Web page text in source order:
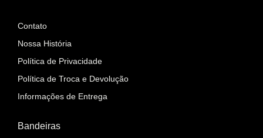
Contato
Nossa História
Política de Privacidade
Política de Troca e Devolução
Informações de Entrega
Bandeiras